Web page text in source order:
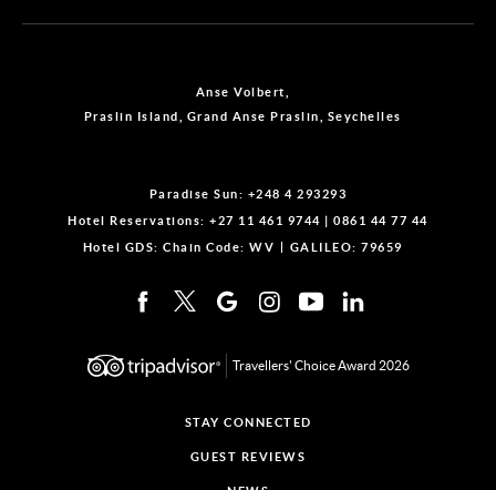
Anse Volbert,
Praslin Island, Grand Anse Praslin, Seychelles
Paradise Sun: +248 4 293293
Hotel Reservations: +27 11 461 9744 |0861 44 77 44
Hotel GDS: Chain Code: WV GALILEO: 79659
Travellers' Choice Award 2026
STAY CONNECTED
GUEST REVIEWS